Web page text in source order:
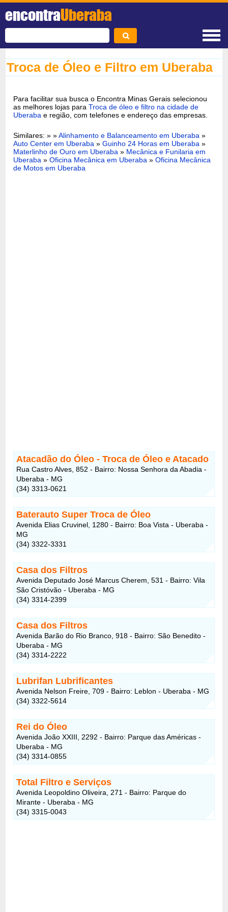
encontraUberaba
Troca de Óleo e Filtro em Uberaba
Para facilitar sua busca o Encontra Minas Gerais selecionou
as melhores lojas paraTroca de óleo e filtro na cidade de
Uberaba e região, com telefones e endereço das empresas.
Similares: » »Alinhamento e Balanceamento em Uberaba »
Auto Center em Uberaba »Guinho 24 Horas em Uberaba »
Materlinho de Ouro em Uberaba» Mecânica e Funilaria em
Uberaba »Oficina Mecânica em Uberaba »Oficina Mecânica
de Motos em Uberaba
Atacadão do Óleo - Troca de Óleo e Atacado
Rua Castro Alves, 852 - Bairro: Nossa Senhora da Abadia -
Uberaba - MG
(34) 3313-0621
Baterauto Super Troca de Óleo
Avenida Elias Cruvinel, 1280 - Bairro: Boa Vista - Uberaba -
MG
(34) 3322-3331
Casa dos Filtros
Avenida Deputado José Marcus Cherem, 531 - Bairro: Vila
São Cristóvão - Uberaba - MG
(34) 3314-2399
Casa dos Filtros
Avenida Barão do Rio Branco, 918 - Bairro: São Benedito -
Uberaba - MG
(34) 3314-2222
Lubrifan Lubrificantes
Avenida Nelson Freire, 709 - Bairro: Leblon - Uberaba - MG
(34) 3322-5614
Rei do Óleo
Avenida João XXIII, 2292 - Bairro: Parque das Américas -
Uberaba - MG
(34) 3314-0855
Total Filtro e Serviços
Avenida Leopoldino Oliveira, 271 - Bairro: Parque do
Mirante - Uberaba - MG
(34) 3315-0043